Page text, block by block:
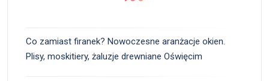
Co zamiast firanek? Nowoczesne aranżacje okien.
Plisy, moskitiery, żaluzje drewniane Oświęcim